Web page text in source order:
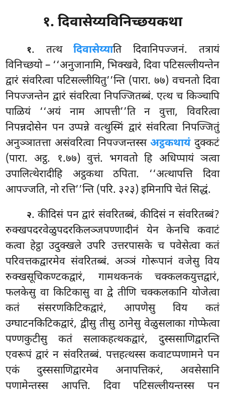
१. दिवासेय्यविनिच्छयकथा
१. तत्थदिवासेय्याति दिवानिपज्जनं. तत्रायं
विनिच्छयो – ‘‘अनुजानामि, भिक्खवे, दिवा पटिसल्लीयन्तेन
द्वारं संवरित्वा पटिसल्लीयितु’’न्ति (पारा. ७७) वचनतो दिवा
निपज्जन्तेन द्वारं संवरित्वा निपज्जितब्बं. एत्थ च किञ्चापि
पाळियं ‘‘अयं नाम आपत्ती’’ति न वुत्ता, विवरित्वा
निपन्नदोसेन पन उप्पन्ने वत्थुस्मिं द्वारं संवरित्वा निपज्जितुं
अनुञ्ञातत्ता असंवरित्वा निपज्जन्तस्सअट्ठकथायंदुक्कटं
(पारा. अट्ठ. १.७७) वुत्तं. भगवतो हि अधिप्पायं ञत्वा
उपालित्थेरादीहि अट्ठकथा ठपिता. ‘‘अत्थापत्ति दिवा
आपज्जति, नो रत्ति’’न्ति (परि. ३२३) इमिनापि चेतं सिद्धं.
२. कीदिसं पन द्वारं संवरितब्बं, कीदिसं न संवरितब्बं?
रुक्खपदरवेळुपदरकिलञ्जपण्णादीनं येन केनचि कवाटं
कत्वा हेट्ठा उदुक्खले उपरि उत्तरपासके च पवेसेत्वा कतं
परिवत्तकद्वारमेव संवरितब्बं. अञ्ञं गोरूपानं वजेसु विय
रुक्खसूचिकण्टकद्वारं, गामथकनकं चक्कलकयुत्तद्वारं,
फलकेसु वा किटिकासु वा द्वे तीणि चक्कलकानि योजेत्वा
कतं संसरणकिटिकद्वारं, आपणेसु विय कतं
उग्घाटनकिटिकद्वारं, द्वीसु तीसु ठानेसु वेळुसलाका गोप्फेत्वा
पण्णकुटीसु कतं सलाकहत्थकद्वारं, दुस्ससाणिद्वारन्ति
एवरूपं द्वारं न संवरितब्बं. पत्तहत्थस्स कवाटप्पणामने पन
एकं दुस्ससाणिद्वारमेव अनापत्तिकरं, अवसेसानि
पणामेन्तस्स आपत्ति. दिवा पटिसल्लीयन्तस्स पन